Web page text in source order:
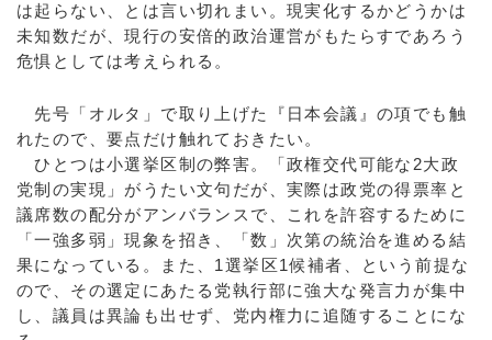
は起らない、とは言い切れまい。現実化するかどうかは
未知数だが、現行の安倍的政治運営がもたらすであろう
危惧としては考えられる。
先号「オルタ」で取り上げた『日本会議』の項でも触
れたので、要点だけ触れておきたい。
ひとつは小選挙区制の弊害。「政権交代可能な2大政
党制の実現」がうたい文句だが、実際は政党の得票率と
議席数の配分がアンバランスで、これを許容するために
「一強多弱」現象を招き、「数」次第の統治を進める結
果になっている。また、1選挙区1候補者、という前提な
ので、その選定にあたる党執行部に強大な発言力が集中
し、議員は異論も出せず、党内権力に追随することにな